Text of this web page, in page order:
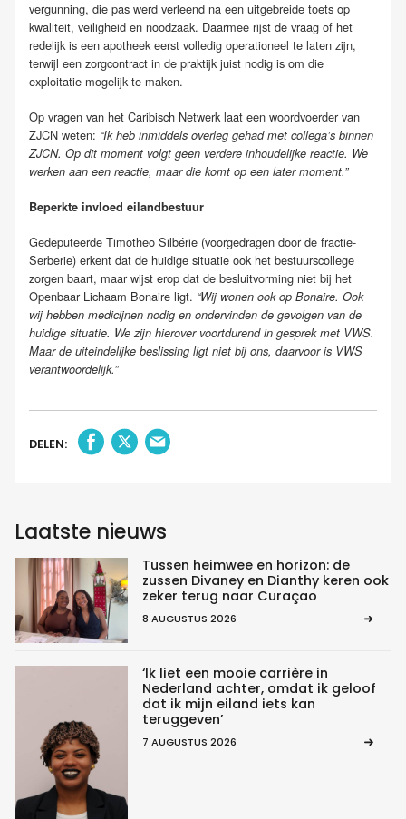
vergunning, die pas werd verleend na een uitgebreide toets op
kwaliteit, veiligheid en noodzaak. Daarmee rijst de vraag of het
redelijk is een apotheek eerst volledig operationeel te laten zijn,
terwijl een zorgcontract in de praktijk juist nodig is om die
exploitatie mogelijk te maken.
Op vragen van het Caribisch Netwerk laat een woordvoerder van
ZJCN weten: “Ik heb inmiddels overleg gehad met collega’s binnen
ZJCN. Op dit moment volgt geen verdere inhoudelijke reactie. We
werken aan een reactie, maar die komt op een later moment.”
Beperkte invloed eilandbestuur
Gedeputeerde Timotheo Silbérie (voorgedragen door de fractie-
Serberie) erkent dat de huidige situatie ook het bestuurscollege
zorgen baart, maar wijst erop dat de besluitvorming niet bij het
Openbaar Lichaam Bonaire ligt. “Wij wonen ook op Bonaire. Ook
wij hebben medicijnen nodig en ondervinden de gevolgen van de
huidige situatie. We zijn hierover voortdurend in gesprek met VWS.
Maar de uiteindelijke beslissing ligt niet bij ons, daarvoor is VWS
verantwoordelijk.”
DELEN:
Laatste nieuws
Tussen heimwee en horizon: de
zussen Divaney en Dianthy keren ook
zeker terug naar Curaçao
8 AUGUSTUS 2026
‘Ik liet een mooie carrière in
Nederland achter, omdat ik geloof
dat ik mijn eiland iets kan
teruggeven’
7 AUGUSTUS 2026